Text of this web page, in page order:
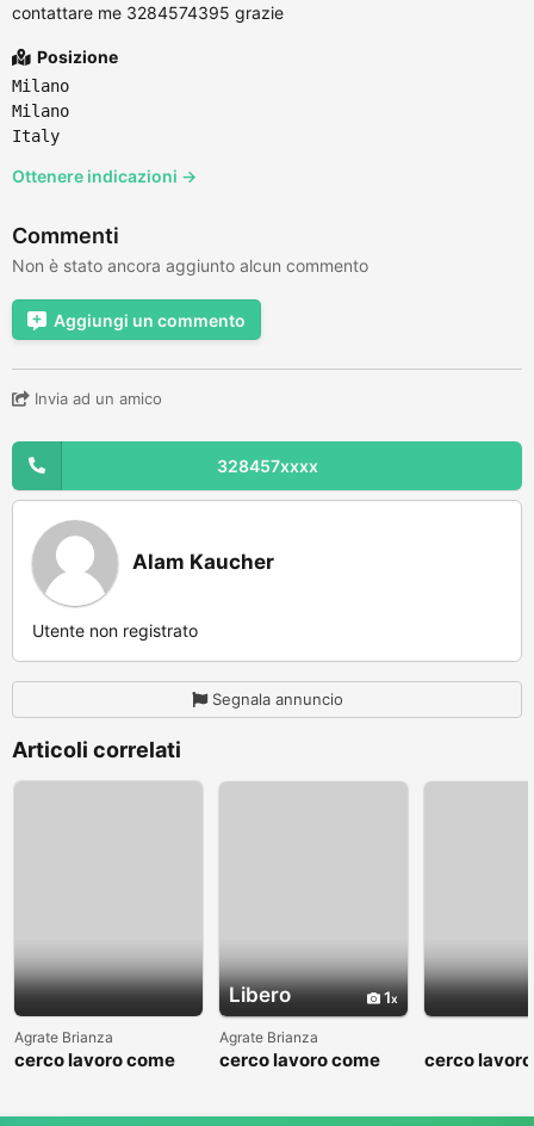
contattare me 3284574395 grazie
Posizione
Milano
Milano
Italy
Ottenere indicazioni →
Commenti
Non è stato ancora aggiunto alcun commento
Aggiungi un commento
Invia ad un amico
328457xxxx
Alam Kaucher
Utente non registrato
Segnala annuncio
Articoli correlati
Agrate Brianza
cerco lavoro come
Libero 1
Agrate Brianza
cerco lavoro come
cerco